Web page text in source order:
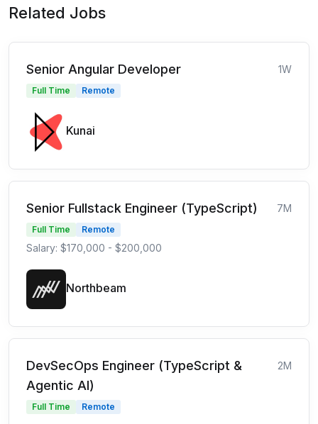
Related Jobs
Senior Angular Developer 1W
Full Time Remote
Kunai
Senior Fullstack Engineer (TypeScript) 7M
Full Time Remote
Salary: $170,000 - $200,000
Northbeam
DevSecOps Engineer (TypeScript &
Agentic AI)
2M
Full Time Remote